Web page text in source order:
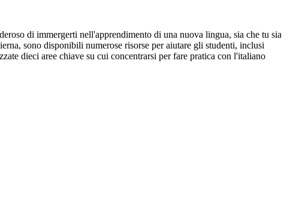
di immergerti nell'apprendimento di una nuova lingua, sia che tu sia
sono disponibili numerose risorse per aiutare gli studenti, inclusi
dieci aree chiave su cui concentrarsi per fare pratica con l'italiano